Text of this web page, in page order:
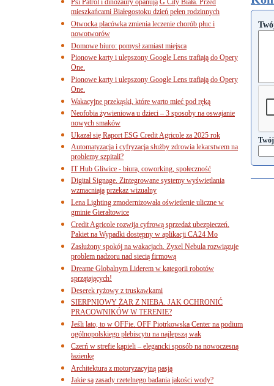
mieszkańcami Białegostoku dzień pełen rodzinnych
Otwocka placówka zmienia leczenie chorób płuc i
nowotworów
Domowe biuro: pomysł zamiast miejsca
Pionowe karty i ulepszony Google Lens trafiają do Opery
One.
Pionowe karty i ulepszony Google Lens trafiają do Opery
One.
Wakacyjne przekąski, które warto mieć pod ręką
Neofobia żywieniowa u dzieci – 3 sposoby na oswajanie
nowych smaków
Ukazał się Raport ESG Credit Agricole za 2025 rok
Automatyzacja i cyfryzacja służby zdrowia lekarstwem na
problemy szpitali?
IT Hub Gliwice - biura, coworking, społeczność
Digital Signage. Zintegrowane systemy wyświetlania
wzmacniają przekaz wizualny
Lena Lighting zmodernizowała oświetlenie uliczne w
gminie Gierałtowice
Credit Agricole rozwija cyfrową sprzedaż ubezpieczeń.
Pakiet na Wypadki dostępny w aplikacji CA24 Mo
Zasłużony spokój na wakacjach. Zyxel Nebula rozwiązuje
problem nadzoru nad siecią firmową
Dreame Globalnym Liderem w kategorii robotów
sprzątających!
Deserek ryżowy z truskawkami
SIERPNIOWY ŻAR Z NIEBA. JAK OCHRONIĆ
PRACOWNIKÓW W TERENIE?
Jeśli lato, to w OFFie. OFF Piotrkowska Center na podium
ogólnopolskiego plebiscytu na najlepszą wak
Czerń w strefie kąpieli – elegancki sposób na nowoczesną
łazienkę
Architektura z motoryzacyjną pasją
Jakie są zasady rzetelnego badania jakości wody?